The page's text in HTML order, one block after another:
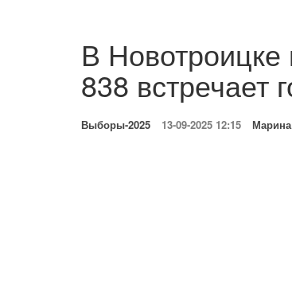
В
838 встречает
Выборы-2025 13-09-2025 12:15